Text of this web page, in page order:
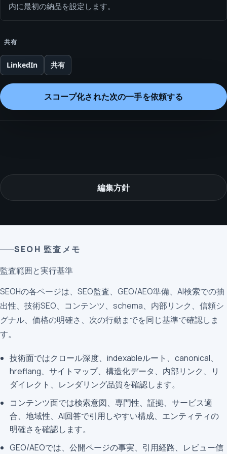
内に最初の納品を設定します。
共有
LinkedIn 共有
スコープ化された次の一手を依頼する
編集方針
SEOH 監査メモ
監査範囲と実行基準
SEOHの各ページは、SEO監査、GEO/AEO準備、AI検索での抽
出性、技術SEO、コンテンツ、schema、内部リンク、信頼シ
グナル、価格の明確さ、次の行動までを同じ基準で確認しま
す。
技術面ではクロール深度、indexableルート、canonical、
hreflang、サイトマップ、構造化データ、内部リンク、リ
ダイレクト、レンダリング品質を確認します。
コンテンツ面では検索意図、専門性、証拠、サービス適
合、地域性、AI回答で引用しやすい構成、エンティティの
明確さを確認します。
GEO/AEOでは、公開ページの事実、引用経路、レビュー信